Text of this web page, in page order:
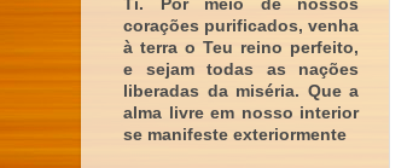
Ti. Por meio de nossos
corações purificados, venha
à terra o Teu reino perfeito,
e sejam todas as nações
liberadas da miséria. Que a
alma livre em nosso interior
se manifeste exteriormente